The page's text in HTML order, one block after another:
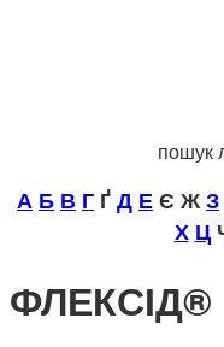
пошук
А Б В Г ҐД ЕЄ ЖЗ
Х Ц
ФЛЕКСІД®